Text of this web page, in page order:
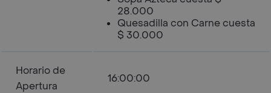
28.000
Quesadilla con Carne cuesta
$ 30.000
Horario de
Apertura
16:00:00